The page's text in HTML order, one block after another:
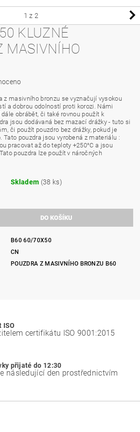
1 z 2
KLUZNÉ
MASIVNÍHO
z masivního bronzu se vyznačují vysokou
a dobrou odolností proti korozi. Námi
obrábět, či také rovnou použít k
jsou dodávaná bez mazací drážky - tuto si
či použít pouzdro bez drážky, pokud je
Tato pouzdra jsou vyrobená z materiálu :
pracovat až do teploty +250°C a jsou
pouzdra lze použít v náročných
Skladem (38 ks)
B60 60/70X50
CN
POUZDRA Z MASIVNÍHO BRONZU B60
ISO
certifikátu ISO 9001:2015
přijaté do 12:30
následující den prostřednictvím